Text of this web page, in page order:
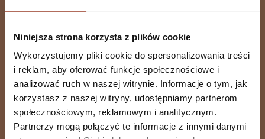
Niniejsza strona korzysta z plików cookie
Wykorzystujemy pliki cookie do spersonalizowania treści
i reklam, aby oferować funkcje społecznościowe i
analizować ruch w naszej witrynie. Informacje o tym, jak
korzystasz z naszej witryny, udostępniamy partnerom
społecznościowym, reklamowym i analitycznym.
Partnerzy mogą połączyć te informacje z innymi danymi
I accept the Privacy Policy
Dietary supplements
Shop